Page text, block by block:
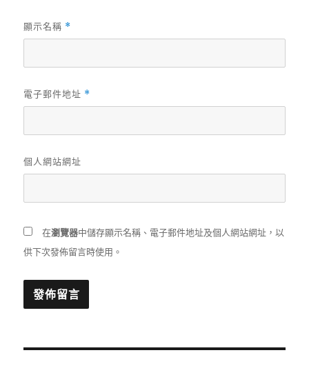
顯示名稱 *
電子郵件地址 *
個人網站網址
在瀏覽器中儲存顯示名稱、電子郵件地址及個人網站網址，以
供下次發佈留言時使用。